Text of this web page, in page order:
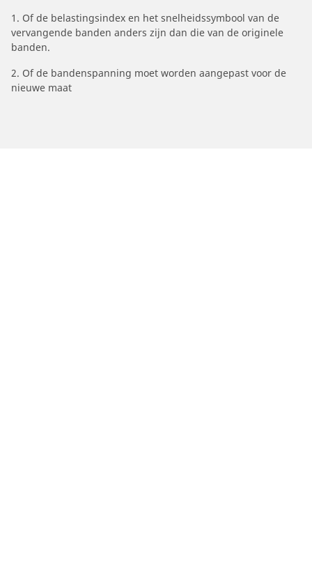
1. Of de belastingsindex en het snelheidssymbool van de
vervangende banden anders zijn dan die van de originele
banden.
2. Of de bandenspanning moet worden aangepast voor de
nieuwe maat